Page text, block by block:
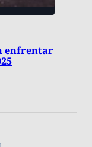
enfrentar